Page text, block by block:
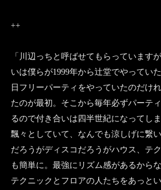
++
「川辺っちと呼ばせてもらっています
いは僕らが1999年から辻堂でやってい
日フリーパーティをやっていたのだけ
たのが最初。そこから毎年必ずパーテ
るので付き合いは四半世紀になってし
飄々としていて、なんでも涼しげに繋
だろうがディスコだろうがハウス、テ
も簡単に。最強にリズム感があるから
テクニックとフロアの人たちをあっと